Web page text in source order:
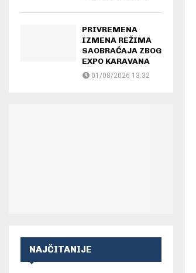
PRIVREMENA
IZMENA REŽIMA
SAOBRAĆAJA ZBOG
EXPO KARAVANA
01/08/2026 13:32
NAJČITANIJE